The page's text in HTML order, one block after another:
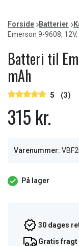
of
1
Forside Batterier
Emerson 9-9608,
Batteri til
mAh
5 (3)
315 kr.
Varenummer:
På lager
30 dages
Gratis fragt